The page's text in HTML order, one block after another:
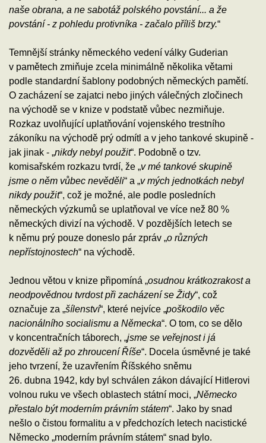
naše obrana, a ne sabotáž polského povstání... a že
povstání - z pohledu protivníka - začalo příliš brzy.“
Temnější stránky německého vedení války Guderian
v pamětech zmiňuje zcela minimálně několika větami
podle standardní šablony podobných německých pamětí.
O zacházení se zajatci nebo jiných válečných zločinech
na východě se v knize v podstatě vůbec nezmiňuje.
Rozkaz uvolňující uplatňování vojenského trestního
zákoníku na východě prý odmítl a v jeho tankové skupině -
jak jinak - „nikdy nebyl použit“. Podobně o tzv.
komisařském rozkazu tvrdí, že „v mé tankové skupině
jsme o něm vůbec nevěděli“ a „v mých jednotkách nebyl
nikdy použit“, což je možné, ale podle posledních
německých výzkumů se uplatňoval ve více než 80 %
německých divizí na východě. V pozdějších letech se
k němu prý pouze doneslo pár zpráv „o různých
nepřístojnostech“ na východě.
Jednou větou v knize připomíná „osudnou krátkozrakost a
neodpovědnou tvrdost při zacházení se Židy“, což
označuje za „šílenství“, které nejvíce „poškodilo věc
nacionálního socialismu a Německa“. O tom, co se dělo
v koncentračních táborech, „jsme se veřejnost i já
dozvěděli až po zhroucení Říše“. Docela úsměvné je také
jeho tvrzení, že uzavřením Říšského sněmu
26. dubna 1942, kdy byl schválen zákon dávající Hitlerovi
volnou ruku ve všech oblastech státní moci, „Německo
přestalo být moderním právním státem“. Jako by snad
nešlo o čistou formalitu a v předchozích letech nacistické
Německo „moderním právním státem“ snad bylo.